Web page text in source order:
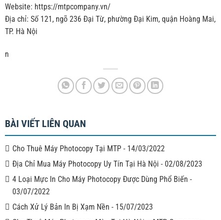
Website: https://mtpcompany.vn/
Địa chỉ: Số 121, ngõ 236 Đại Từ, phường Đại Kim, quận Hoàng Mai,
TP. Hà Nội
n
BÀI VIẾT LIÊN QUAN
Cho Thuê Máy Photocopy Tại MTP- 14/03/2022
Địa Chỉ Mua Máy Photocopy Uy Tín Tại Hà Nội - 02/08/2023
4 Loại Mực In Cho Máy Photocopy Được Dùng Phổ Biến -
03/07/2022
Cách Xử Lý Bản In Bị Xạm Nền - 15/07/2023